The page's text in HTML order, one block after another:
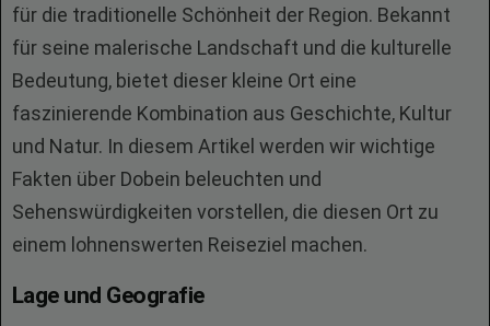
für die traditionelle Schönheit der Region. Bekannt
für seine malerische Landschaft und die kulturelle
Bedeutung, bietet dieser kleine Ort eine
faszinierende Kombination aus Geschichte, Kultur
und Natur. In diesem Artikel werden wir wichtige
Fakten über Dobein beleuchten und
Sehenswürdigkeiten vorstellen, die diesen Ort zu
einem lohnenswerten Reiseziel machen.
Lage und Geografie